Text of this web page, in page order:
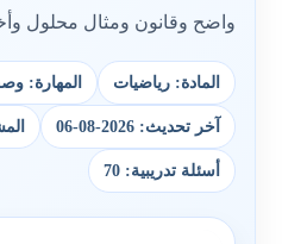
واضح وقانون ومثال محلول
المادة: رياضيات المهارة:
آخر تحديث: 2026-08-06
أسئلة تدريبية: 70